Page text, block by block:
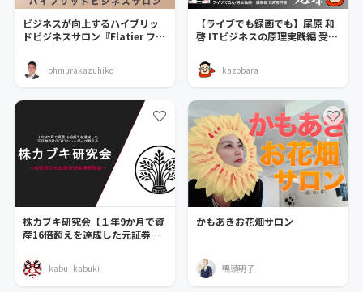
ビジネスが向上するハイブリッ
ドビジネスサロン『Flatier フラ
ohmurakazuhiko
【ライブでも録画でも】尾原 和
啓 ITビジネスの原理実践編 受講
kazobara
株カブキ研究会【１年9か月で資
産16倍超えを達成した元証券マ
kabu_kabuki
かもあきお花畑サロン
鴨頭明子